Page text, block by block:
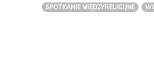
SPOTKANIE MIĘDZYRELIGIJNE